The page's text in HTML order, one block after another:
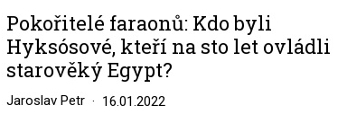
Pokořitelé faraonů: Kdo byli
Hyksósové, kteří na sto let ovládli
starověký Egypt?
Jaroslav Petr 16.01.2022